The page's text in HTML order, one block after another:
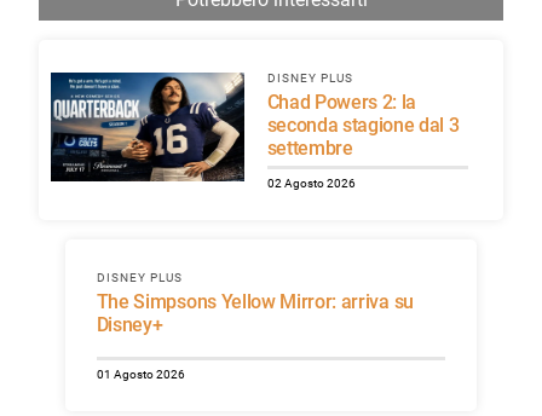
DISNEY PLUS
Chad Powers 2: la
seconda stagione dal 3
settembre
02 Agosto 2026
DISNEY PLUS
The Simpsons Yellow Mirror: arriva su
Disney+
01 Agosto 2026